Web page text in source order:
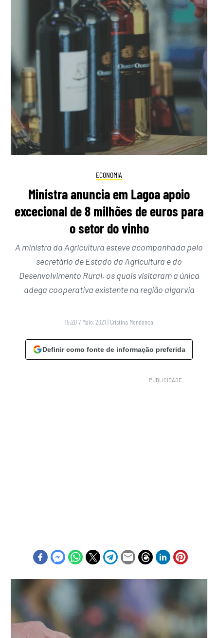
ECONOMIA
Ministra anuncia em Lagoa apoio
excecional de 8 milhões de euros para
o setor do vinho
A ministra da Agricultura esteve acompanhada pelo
secretário de Estado da Agricultura e do
Desenvolvimento Rural, os quais visitaram a única
adega cooperativa existente na região algarvia
15:20 7 Maio, 2021 | Cristina Mendonça
Definir como fonte de informação preferida